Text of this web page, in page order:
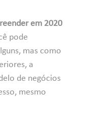
em 2020
pode
mas como
a
de negócios
mesmo